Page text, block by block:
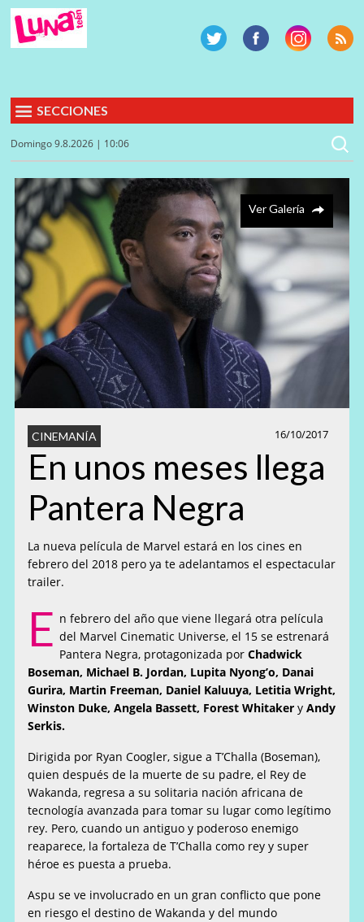
SECCIONES
Domingo 9.8.2026 | 10:06
Ver Galería
16/10/2017
CINEMANÍA
En unos meses llega
Pantera Negra
La nueva película de Marvel estará en los cines en
febrero del 2018 pero ya te adelantamos el espectacular
trailer.
E n febrero del año que viene llegará otra película
del Marvel Cinematic Universe, el 15 se estrenará
Pantera Negra, protagonizada porChadwick
Boseman, Michael B. Jordan, Lupita Nyong’o, Danai
Gurira, Martin Freeman, Daniel Kaluuya, Letitia Wright,
Winston Duke, Angela Bassett, Forest Whitaker yAndy
Serkis.
Dirigida por Ryan Coogler,sigue a T’Challa (Boseman),
quien después de la muerte de su padre, el Rey de
Wakanda, regresa a su solitaria nación africana de
tecnología avanzada para tomar su lugar como legítimo
rey. Pero, cuando un antiguo y poderoso enemigo
reaparece, la fortaleza de T’Challa como rey y super
héroe es puesta a prueba.
Aspu se ve involucrado en un gran conflicto que pone
en riesgo el destino de Wakanda y del mundo